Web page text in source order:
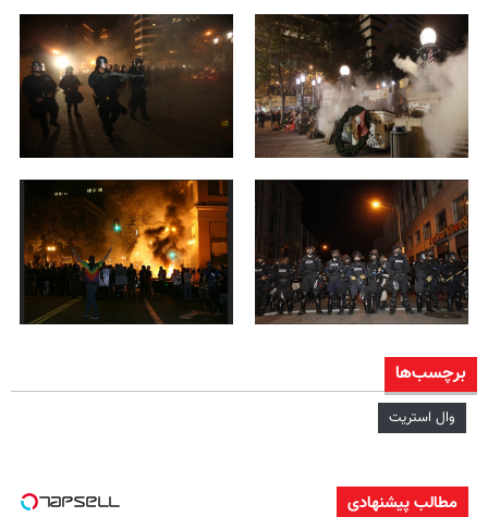
برچسب‌ها
وال استریت
مطالب پیشنهادی